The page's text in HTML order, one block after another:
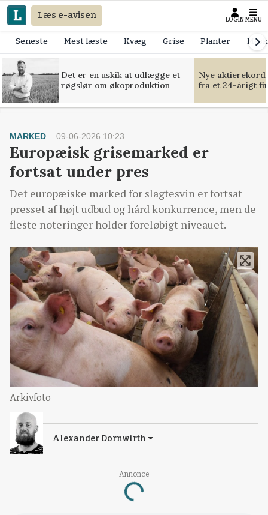
Læs e-avisen LOGIN MENU
Seneste Mest læste Kvæg Grise Planter
Det er en uskik at udlægge et
røgslør om økoproduktion
Nye
fra et 24-årigt
Annonce
Loading...
MARKED 09-06-2026 10:23
Europæisk grisemarked er
fortsat under pres
Det europæiske marked for slagtesvin er fortsat
presset af højt udbud og hård konkurrence, men de
fleste noteringer holder foreløbigt niveauet.
Arkivfoto
Alexander Dornwirth